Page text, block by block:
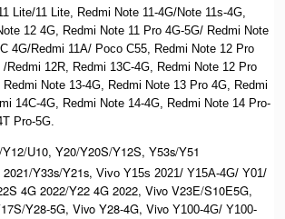
Lite/11 Lite, Redmi Note 11-4G/Note 11s-4G,
12 4G,
Redmi Note 11 Pro 4G-5G/ Redmi Note
4G/Redmi 11A/ Poco C55, Redmi Note 12 Pro
Redmi 12R, Redmi 13C-4G,
Redmi Note 12 Pro
Note 13-4G, Redmi Note 13 Pro 4G, Redmi
14C-4G, Redmi Note 14-4G, Redmi Note 14 Pro-
Pro-5G.
U10, Y20/Y20S/Y12S, Y53s/Y51
Y33s/Y21s, Vivo Y15s 2021/ Y15A-4G/ Y01/
4G 2022/Y22 4G 2022, Vivo V23E/S10E5G,
Y28-5G, Vivo Y28-4G, Vivo Y100-4G/ Y100-